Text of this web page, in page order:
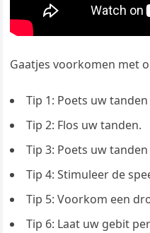
Gaatjes voorkomen met
Tip 1: Poets uw
Tip 2: Flos uw tanden.
Tip 3: Poets uw
Tip 4: Stimuleer de
Tip 5: Voorkom een
Tip 6: Laat uw gebit